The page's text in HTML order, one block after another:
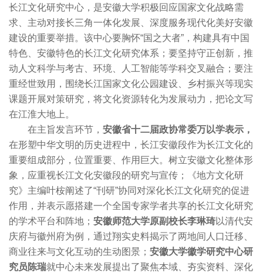
长江文化研究中心，是安徽大学积极回应国家文化战略需
求、主动对接长三角一体化发展、深度服务现代化美好安徽
建设的重要举措。该中心要胸怀“国之大者”，构建具有中国
特色、安徽特色的长江文化研究体系；要坚持守正创新，推
动人文科学与考古、环境、人工智能等学科交叉融合；要注
重经世致用，围绕长江国家文化公园建设、乡村振兴等现实
课题开展对策研究，将文化资源转化为发展动力，把论文写
在江淮大地上。
在主旨发言环节， 安徽省十二届政协常委万以学表示，
在形塑中华文明的历史进程中，长江安徽段作为长江文化的
重要组成部分，位置重要、作用巨大。树立安徽文化整体形
象，应重视长江文化安徽段的研究与宣传；《地方文化研
究》主编叶桉阐述了“刊研”协同对深化长江文化研究的促进
作用，并表示愿搭建一个全国专家学者共享的长江文化研究
的学术平台和阵地； 安徽师范大学原副校长李琳琦以清代安
庆府与徽州府为例，通过翔实史料揭示了两地间人口迁移、
商业往来与文化互动的生动图景； 安徽大学徽学研究中心研
究员陈瑞就中心未来发展提出了聚焦本域、夯实资料、深化